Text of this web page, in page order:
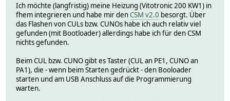
Ich möchte (langfristig) meine Heizung (Vitotronic 200 KW1) in
fhem integrieren und habe mir denCSM v2.0 besorgt. Über
das Flashen von CULs bzw. CUNOs habe ich auch relativ viel
gefunden (mit Bootloader) allerdings habe ich für den CSM
nichts gefunden.
Beim CUL bzw. CUNO gibt es Taster (CUL an PE1, CUNO an
PA1), die - wenn beim Starten gedrückt - den Booloader
starten und am USB Anschluss auf die Programmierung
warten.